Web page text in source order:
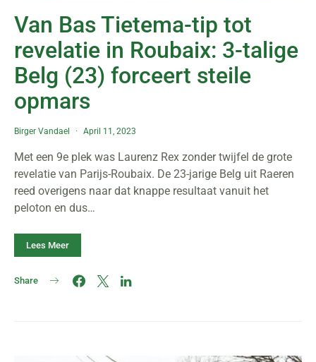
Van Bas Tietema-tip tot
revelatie in Roubaix: 3-talige
Belg (23) forceert steile
opmars
Birger Vandael April 11, 2023
Met een 9e plek was Laurenz Rex zonder twijfel de grote
revelatie van Parijs-Roubaix. De 23-jarige Belg uit Raeren
reed overigens naar dat knappe resultaat vanuit het
peloton en dus…
Lees Meer
Share